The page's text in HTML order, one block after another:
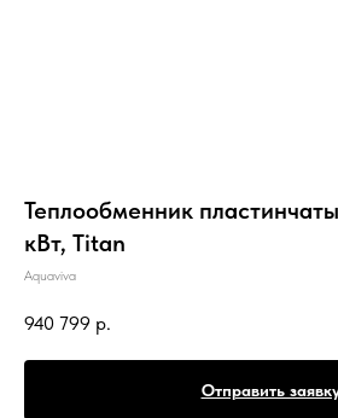
Теплообменник
кВт, Titan
Aquaviva
940 799 р.
Отправить